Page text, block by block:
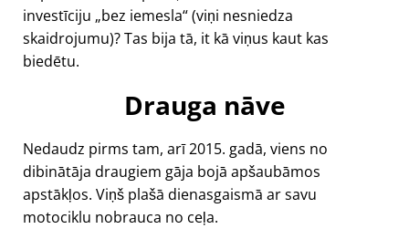
investīciju bez iemesla (viņi nesniedza
skaidrojumu)? Tas bija tā, it kā viņus kaut kas
biedētu.
Drauga nāve
Nedaudz pirms tam, arī 2015. gadā, viens no
dibinātāja draugiem gāja bojā apšaubāmos
apstākļos. Viņš plašā dienasgaismā ar savu
motociklu nobrauca no ceļa.